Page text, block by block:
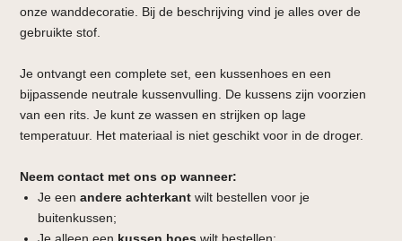
onze wanddecoratie. Bij de beschrijving vind je alles over de
gebruikte stof.
Je ontvangt een complete set, een kussenhoes en een
bijpassende neutrale kussenvulling. De kussens zijn voorzien
van een rits. Je kunt ze wassen en strijken op lage
temperatuur. Het materiaal is niet geschikt voor in de droger.
Neem contact met ons op wanneer:
Je eenandere achterkant wilt bestellen voor je
buitenkussen;
Je alleen een kussen hoes wilt bestellen;